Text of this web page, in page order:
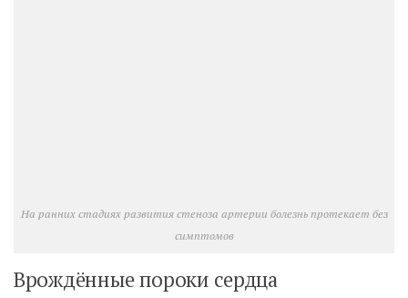
На ранних стадиях развития стеноза артерии болезнь протекает без
симптомов
Врождённые пороки сердца